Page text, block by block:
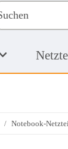
Notebook-